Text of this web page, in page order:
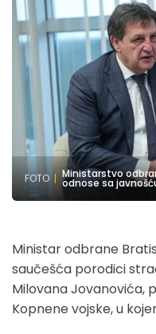
FOTO Ministarstvo
odnose sa
Ministar odbrane
saučešća porodici
Milovana Jovanovića,
Kopnene vojske, u